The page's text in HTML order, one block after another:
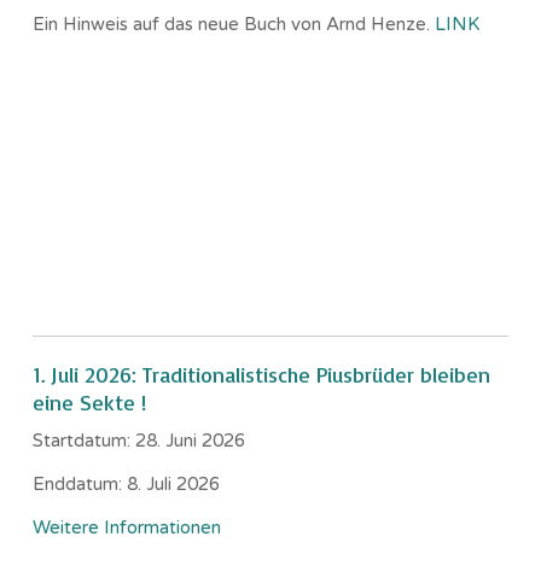
Ein Hinweis auf das neue Buch von Arnd Henze. LINK
1. Juli 2026: Traditionalistische Piusbrüder bleiben
eine Sekte !
Startdatum: 28. Juni 2026
Enddatum: 8. Juli 2026
Weitere Informationen